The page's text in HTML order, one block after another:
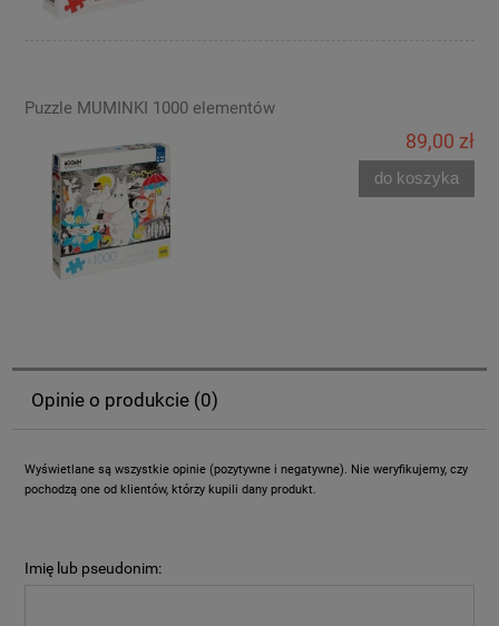
Puzzle MUMINKI 1000 elementów
89,00 zł
do koszyka
Opinie o produkcie (0)
Wyświetlane są wszystkie opinie (pozytywne i negatywne). Nie weryfikujemy, czy
pochodzą one od klientów, którzy kupili dany produkt.
Imię lub pseudonim: